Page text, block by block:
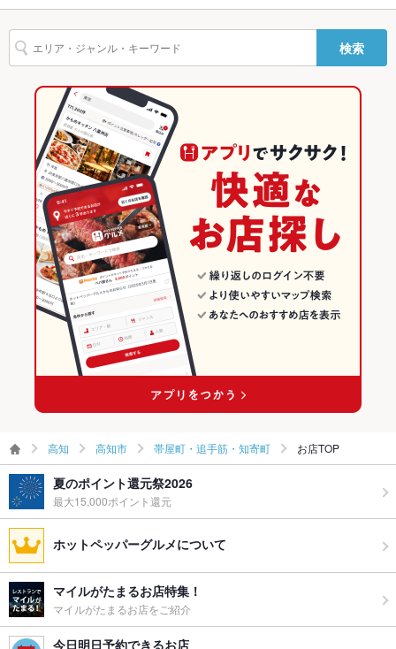
バリアフリ
ー
なし ：店内は階段がございます
駐車場
TV・プロジ
あり
英語メニュ
あり
その他設備 3階プロジェクターなど設備充実！2次会などにも大好評！！
その他
飲み放題 あり ：各コース参照★
食べ放題 あり ：[ビアホール／鍋放題]で出来立て食べ放題&飲み放題！！
カクテル充実、焼酎充実、日本酒充実
お子様連れOK ：ご家族や御親戚の集まりでもお気軽に♪
ウェディン
お料理充実の2次会コース有！プロジェクターなど演出に使える
お祝い・サ
プライズ対
応
ライブショ
ー
備考 よさこい演舞あり。県外の方にも好評！
蓮池町通駅 × 居酒屋
蓮池町通駅 × 和風
高知
高知 × 居酒屋
高知 × 和風
はりまや橋駅
冷製パスタ ピザ マルゲリータ バーベキュー
高知のグルメランキング
高知の居酒屋ランキング
高知市のグルメランキング
高知市の居酒屋ランキング
帯屋町・追手筋・知寄町のグルメランキング
帯屋町・追手筋・知寄町の居酒屋ランキング
検索
高知 高知市 帯屋町・追手筋・知寄町 お店TOP
夏のポイント還元祭2026
最大15,000ポイント還元
ホットペッパーグルメについて
マイルがたまるお店特集！
マイルがたまるお店をご紹介
今日明日予約できるお店